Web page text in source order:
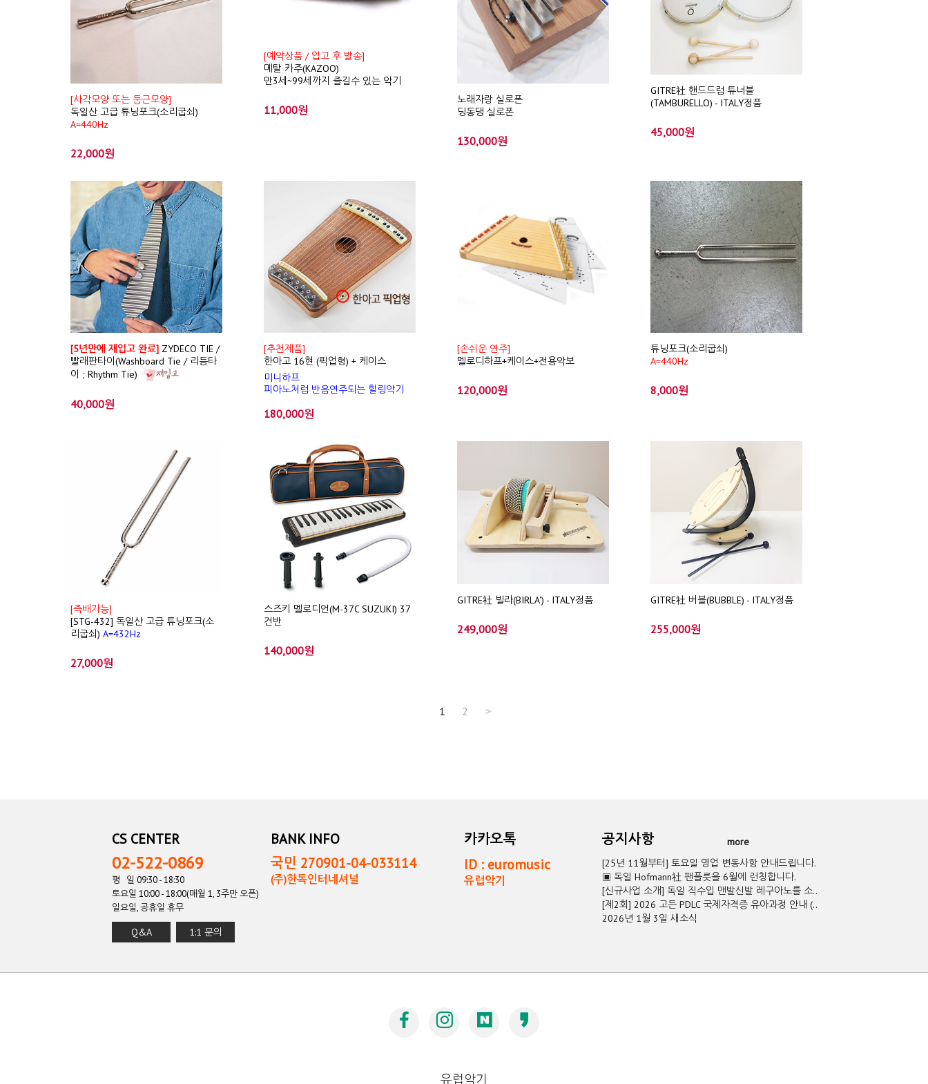
[사각모양 또는 둥근모양]
독일산 고급 튜닝포크(소리굽쇠)
A=440Hz
22,000원
[예약상품 / 입고 후 발송]
메탈 카주(KAZOO)
만3세~99세까지 즐길수 있는 악기
11,000원
노래자랑 실로폰
딩동댕 실로폰
130,000원
GITRE社 핸드드럼 튜너블
(TAMBURELLO) - ITALY정품
45,000원
[5년만에 재입고 완료] ZYDECO TIE /
빨래판타이(Washboard Tie / 리듬타
이 ; Rhythm Tie)
40,000원
[추천제품]
한아고 16현 (픽업형) + 케이스
미니하프
피아노처럼 반음연주되는 힐링악기
180,000원
[손쉬운 연주]
멜로디하프+케이스+전용악보
120,000원
튜닝포크(소리굽쇠)
A=440Hz
8,000원
[즉배가능]
[STG-432] 독일산 고급 튜닝포크(소
리굽쇠) A=432Hz
27,000원
스즈키 멜로디언(M-37C SUZUKI) 37
건반
140,000원
GITRE社 빌라(BIRLA') - ITALY정품
249,000원
GITRE社 버블(BUBBLE) - ITALY정품
255,000원
1 2 >>
CS CENTER
02-522-0869
평 일 09:30 - 18:30
토요일 10:00 - 18:00(매월 1, 3주만 오픈)
일요일, 공휴일 휴무
Q&A 1:1 문의
BANK INFO
국민 270901-04-033114
(주)한독인터네셔널
카카오톡
ID : euromusic
유럽악기
공지사항
more
[25년 11월부터] 토요일 영업 변동사항 안내드립니다.
▣ 독일 Hofmann社 팬플릇을 6월에 런칭합니다.
[신규사업 소개] 독일 직수입 맨발신발 레구아노를 소..
[제2회] 2026 고든 PDLC 국제자격증 유아과정 안내 (..
2026년 1월 3일 새소식
유럽악기